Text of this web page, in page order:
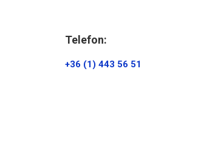
Telefon:
+36 (1) 443 56 51